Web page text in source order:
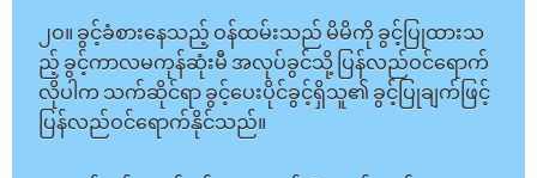
၂ဝ။ ခွင့်ခံစားနေသည့် ဝန်ထမ်းသည် မိမိကို ခွင့်ပြုထားသ
ည့် ခွင့်ကာလမကုန်ဆုံးမီ အလုပ်ခွင်သို့ ပြန်လည်ဝင်ရောက်
လိုပါက သက်ဆိုင်ရာ ခွင့်ပေးပိုင်ခွင့်ရှိသူ၏ ခွင့်ပြုချက်ဖြင့်
ပြန်လည်ဝင်ရောက်နိုင်သည်။